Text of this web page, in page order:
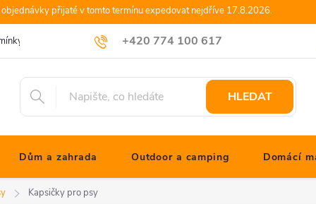
přijaté v tomto termínu expedovat nejdříve 17.8.2026.
+420 774 100 617
info@jonathanshop.cz
Podmínky ochrany osobních údajů Blog JONATHANshop.cz
HLEDAT
Dům a zahrada Outdoor a camping Domácí
Kapsičky pro psy